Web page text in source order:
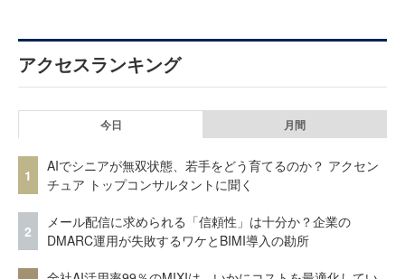
アクセスランキング
今日 月間
1
AIでシニアが無双状態、若手をどう育てるのか？ アクセン
チュア トップコンサルタントに聞く
2
メール配信に求められる「信頼性」は十分か？企業の
DMARC運用が失敗するワケとBIMI導入の勘所